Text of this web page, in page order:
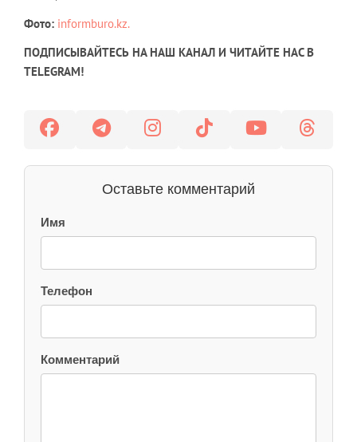
Фото: informburo.kz.
ПОДПИСЫВАЙТЕСЬ НА НАШ КАНАЛ И ЧИТАЙТЕ НАС В
TELEGRAM!
Оставьте комментарий
Имя
Телефон
Комментарий